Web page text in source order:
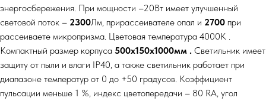
энергосбережения. При мощности –20Вт имеет улучшенный
световой поток – 2300Лм, прирассеивателе опал и 2700 при
рассеиваете микропризма. Цветовая температура 4000К .
Компактный размер корпуса 500х150х1000мм . Светильник имеет
защиту от пыли и влаги IP40, а также светильник работает при
диапазоне температур от 0 до +50 градусов. Коэффициент
пульсации меньше 1 %, индекс цветопередачи – 80 RA, угол